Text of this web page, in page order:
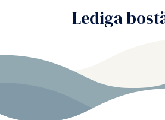
Lediga